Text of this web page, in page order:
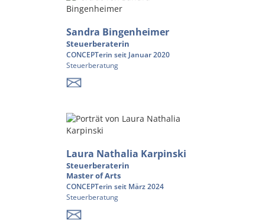
Sandra Bingenheimer
Steuerberaterin
CONCEPTerin seit Januar 2020
Steuerberatung
Laura Nathalia Karpinski
Steuerberaterin
Master of Arts
CONCEPTerin seit März 2024
Steuerberatung